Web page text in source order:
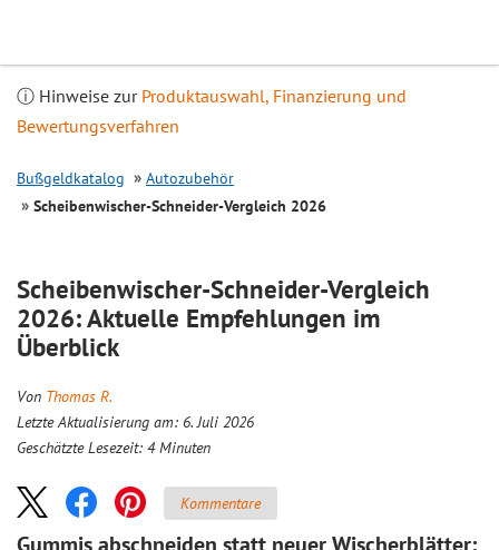
ⓘ Hinweise zur Produktauswahl, Finanzierung und
Bewertungsverfahren
Bußgeldkatalog
Autozubehör
Scheibenwischer-Schneider-Vergleich 2026
Scheibenwischer-Schneider-Vergleich
2026: Aktuelle Empfehlungen im
Überblick
Von Thomas R.
Letzte Aktualisierung am: 6. Juli 2026
Geschätzte Lesezeit: 4 Minuten
Kommentare